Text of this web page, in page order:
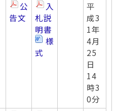
公
告文
入
札説
明書
様
式
平
成3
1年
4月
25
日
14
時3
0分